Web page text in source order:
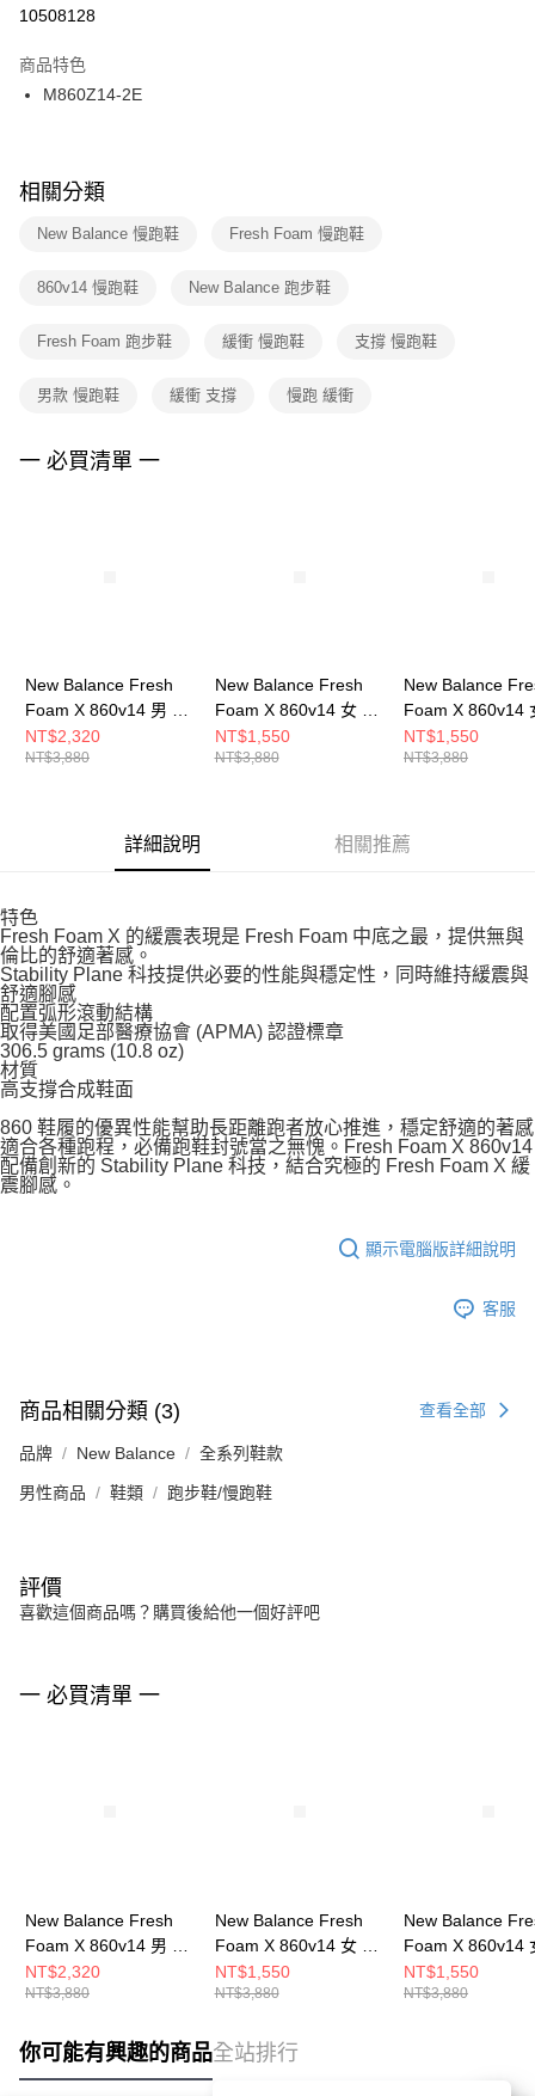
１．於結帳方式選擇「AFTEE先享後付」後，將跳轉至「AFTEE先享後付」
２．訂單成立數日內，您將收到繳費通知簡訊。
３．收到繳費通知簡訊後14天內，點擊此簡訊中的連結，可透過四大超商／
ATM／網路銀行／等多元方式進行付款，方視為交易完成。
※ 交易是否成功請以「AFTEE先享後付 」之結帳頁面顯示為準，若有關於
是否繳費成功／繳費後需取消欲退款等相關疑問，請聯繫「AFTEE先享後付
客戶支援中心」 https://netprotections.freshdesk.com/support/home
１．透過由恩沛科技股份有限公司提供之「AFTEE先享後付」服務完成之交
權轉讓予恩沛科技股份有限公司。
３．未成年的使用者請事先徵得法定代理人或監護人之同意方可使用
４．使用「AFTEE先享後付」時，將依據個別帳號之用戶狀況，依本公司即
每筆NT$100，滿NT$1,500(含以上)免運費
付款後門市自取
每筆NT$100，滿NT$1,500(含以上)免運費
10508128
商品特色
M860Z14-2E
相關分類
New Balance 慢跑鞋 Fresh Foam 慢跑鞋
860v14 慢跑鞋 New Balance 跑步鞋
Fresh Foam 跑步鞋 緩衝 慢跑鞋 支撐 慢跑鞋
男款 慢跑鞋 緩衝 支撐 慢跑 緩衝
一 必買清單 一
New Balance Fresh
Foam X 860v14 男 慢
跑鞋 M860K14-4E
NT$2,320
NT$3,880
New Balance Fresh
Foam X 860v14 女 慢
跑鞋 W860I14-D
NT$1,550
NT$3,880
New Balance
Foam X 860v14
跑鞋 W860N14-D
NT$1,550
NT$3,880
詳細說明 相關推薦
特色
Fresh Foam X 的緩震表現是 Fresh Foam 中底之最，提供無與
倫比的舒適著感。
Stability Plane 科技提供必要的性能與穩定性，同時維持緩震與
舒適腳感
配置弧形滾動結構
取得美國足部醫療協會 (APMA) 認證標章
306.5 grams (10.8 oz)
材質
高支撐合成鞋面
860 鞋履的優異性能幫助長距離跑者放心推進，穩定舒適的著感
適合各種跑程，必備跑鞋封號當之無愧。Fresh Foam X 860v14
配備創新的 Stability Plane 科技，結合究極的 Fresh Foam X 緩
震腳感。
顯示電腦版詳細說明
客服
商品相關分類 (3) 查看全部
品牌 New Balance 全系列鞋款
男性商品 鞋類 跑步鞋/慢跑鞋
評價
喜歡這個商品嗎？購買後給他一個好評吧
一 必買清單 一
New Balance Fresh
Foam X 860v14 男 慢
跑鞋 M860K14-4E
NT$2,320
NT$3,880
New Balance Fresh
Foam X 860v14 女 慢
跑鞋 W860I14-D
NT$1,550
NT$3,880
New Balance
Foam X 860v14
跑鞋 W860N14-D
NT$1,550
NT$3,880
你可能有興趣的商品全站排行